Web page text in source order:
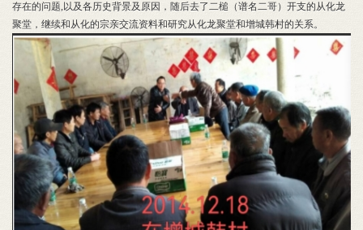
存在的问题,以及各历史背景及原因，随后去了二槌（谱名二哥）开支的从化龙
聚堂，继续和从化的宗亲交流资料和研究从化龙聚堂和增城韩村的关系。